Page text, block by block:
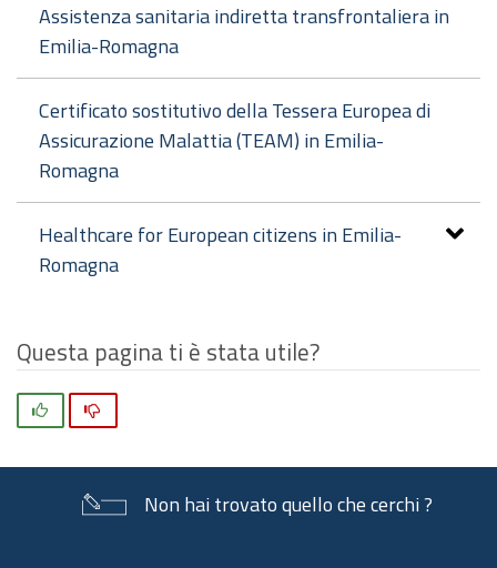
Assistenza sanitaria indiretta transfrontaliera in
Emilia-Romagna
Certificato sostitutivo della Tessera Europea di
Assicurazione Malattia (TEAM) in Emilia-
Romagna
Healthcare for European citizens in Emilia-
Romagna
Questa pagina ti è stata utile?
Non hai trovato quello che cerchi ?